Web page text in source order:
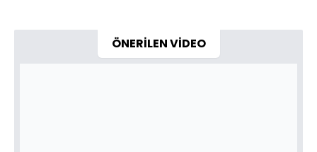
ÖNERİLEN VİDEO